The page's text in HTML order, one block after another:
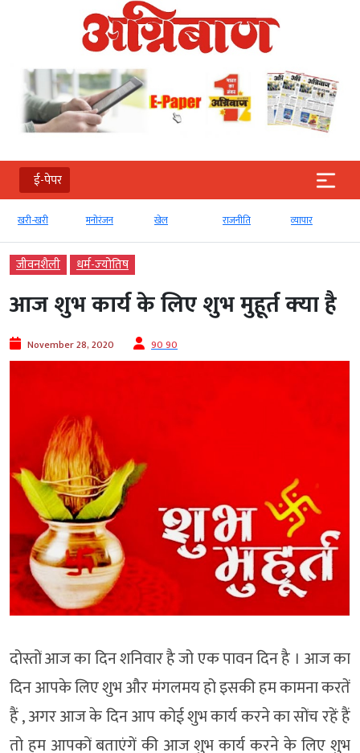
ई-पेपर
खरी-खरी मनोरंजन खेल राजनीति व्‍यापार
जीवनशैली धर्म-ज्‍योतिष
आज शुभ कार्य के लिए शुभ मुहूर्त क्‍या है
November 28, 2020 90 90
दोस्तों आज का दिन शनिवार है जो एक पावन दिन है । आज का
दिन आपके लिए शुभ और मंगलमय हो इसकी हम कामना करतें
हैं , अगर आज के दिन आप कोई शुभ कार्य करने का सोंच रहें हैं
तो हम आपकों बताएंगें की आज शुभ कार्य करने के लिए शुभ